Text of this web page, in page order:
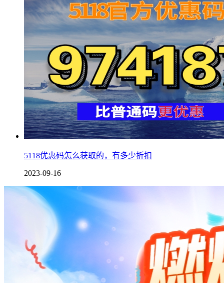
5118优惠码怎么获取的，有多少折扣
2023-09-16